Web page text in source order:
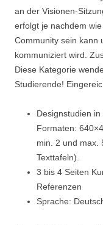
an der Visionen-
erfolgt je nachdem
Community sein kann
kommuniziert wird.
Diese Kategorie
Studierende!
Designstudien
Formaten:
min. 2 und max.
Texttafeln).
3 bis 4 Seiten
Referenzen
Sprache: